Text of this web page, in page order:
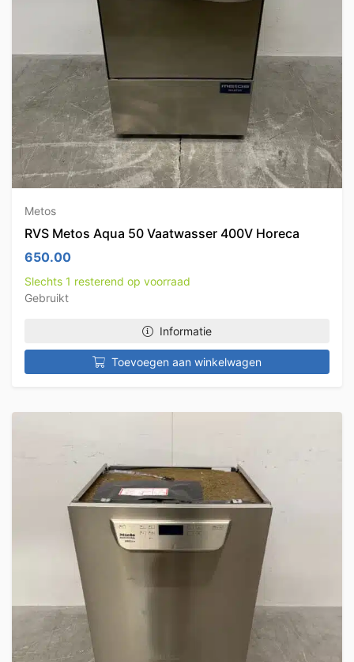
Metos
RVS Metos Aqua 50 Vaatwasser 400V Horeca
650.00
Slechts 1 resterend op voorraad
Gebruikt
Informatie
Toevoegen aan winkelwagen